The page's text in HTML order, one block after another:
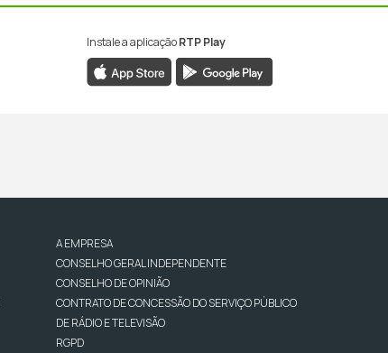
Instale a aplicaçãoRTP Play
A EMPRESA
CONSELHO GERAL INDEPENDENTE
CONSELHO DE OPINIÃO
CONTRATO DE CONCESSÃO DO SERVIÇO PÚBLICO
DE RÁDIO E TELEVISÃO
RGPD